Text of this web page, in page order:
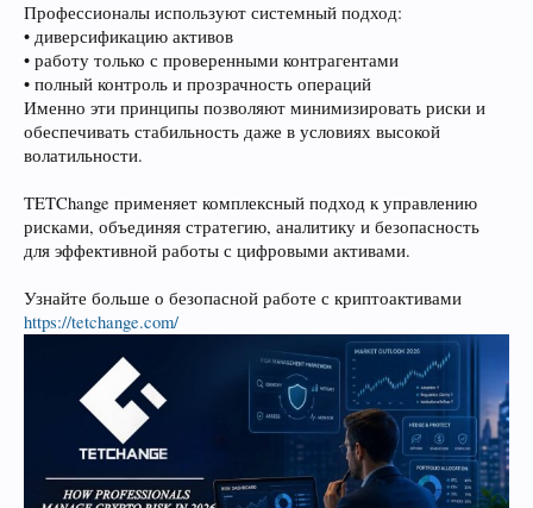
Профессионалы используют системный подход:
• диверсификацию активов
• работу только с проверенными контрагентами
• полный контроль и прозрачность операций
Именно эти принципы позволяют минимизировать риски и
обеспечивать стабильность даже в условиях высокой
волатильности.
TETChange применяет комплексный подход к управлению
рисками, объединяя стратегию, аналитику и безопасность
для эффективной работы с цифровыми активами.
Узнайте больше о безопасной работе с криптоактивами
https://tetchange.com/